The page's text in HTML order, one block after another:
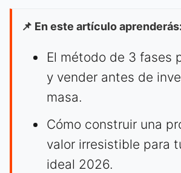
📌 En este artículo aprenderás:
El método de 3 fases
y vender antes de
masa.
Cómo construir una
valor irresistible para
ideal 2026.